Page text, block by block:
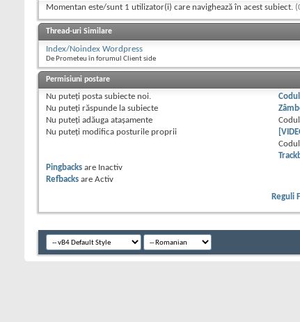
Momentan este/sunt 1 utilizator(i) care navighează în acest subiect.
Thread-uri Similare
Index/Noindex Wordpress
De Prometeu în forumul Client side
Permisiuni postare
Nu puteţi posta subiecte noi.
Nu puteţi răspunde la subiecte
Nu puteţi adăuga ataşamente
Nu puteţi modifica posturile proprii
Codul
Pingbacks are Inactiv
Refbacks are Activ
Reguli